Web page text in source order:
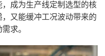
成为生产线定制选型的核
又能缓冲工况波动带来的
求。